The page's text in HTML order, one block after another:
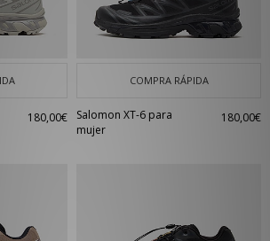
180,00€
COMPRA RÁPIDA
Salomon XT-6 para
mujer
180,00€